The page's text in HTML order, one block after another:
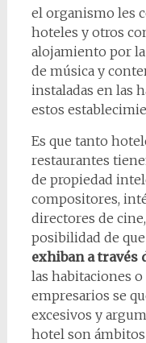
el organismo les
hoteles y otros
alojamiento por
de música y
instaladas en las
estos
Es que tanto
restaurantes
de propiedad
compositores,
directores de
posibilidad de que
exhiban a través
las habitaciones
empresarios se
excesivos y
hotel son